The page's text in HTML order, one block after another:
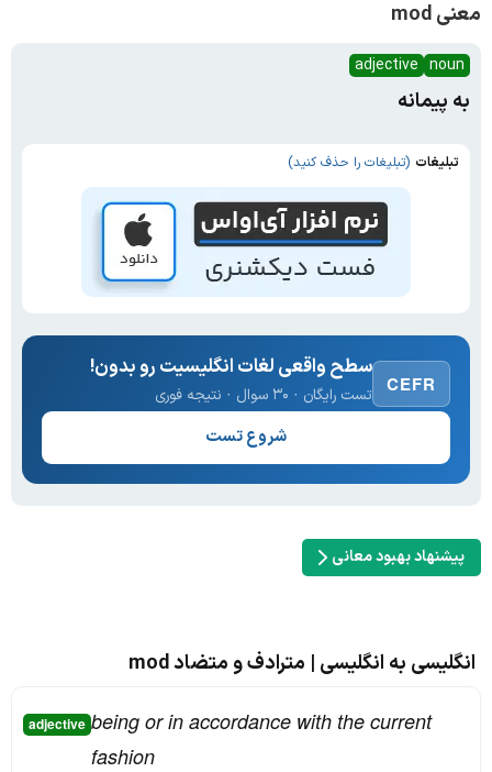
معنی mod
noun
adjective
به پیمانه
تبلیغات (تبلیغات را حذف کنید)
CEFR
سطح واقعی لغات انگلیسیت رو بدون!
تست رایگان · ۳۰ سوال · نتیجه فوری
شروع تست
پیشنهاد بهبود معانی
انگلیسی به انگلیسی | مترادف و متضاد mod
adjective being or in accordance with the current
fashion